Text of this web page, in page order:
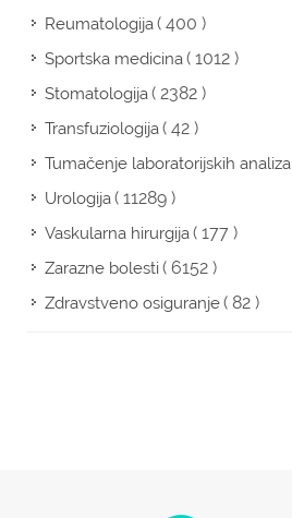
Reumatologija( 400 )
Sportska medicina( 1012 )
Stomatologija( 2382 )
Transfuziologija( 42 )
Tumačenje laboratorijskih analiza
Urologija( 11289 )
Vaskularna hirurgija( 177 )
Zarazne bolesti( 6152 )
Zdravstveno osiguranje( 82 )